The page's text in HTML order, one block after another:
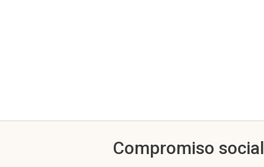
Compromiso social